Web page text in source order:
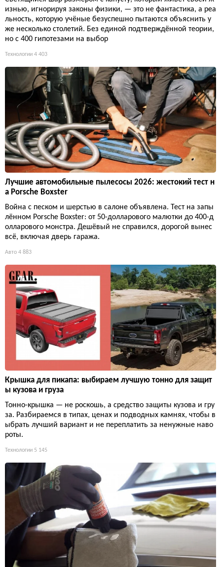
изнью, игнорируя законы физики, — это не фантастика, а реа
льность, которую учёные безуспешно пытаются объяснить у
же несколько столетий. Без единой подтверждённой теории,
но с 400 гипотезами на выбор
Технологии 4 403
Лучшие автомобильные пылесосы 2026: жестокий тест н
а Porsche Boxster
Война с песком и шерстью в салоне объявлена. Тест на запы
лённом Porsche Boxster: от 50-долларового малютки до 400-д
олларового монстра. Дешёвый не справился, дорогой вынес
всё, включая дверь гаража.
Авто 4 883
Крышка для пикапа: выбираем лучшую тонно для защит
ы кузова и груза
Тонно-крышка — не роскошь, а средство защиты кузова и гру
за. Разбираемся в типах, ценах и подводных камнях, чтобы в
ыбрать лучший вариант и не переплатить за ненужные наво
роты.
Технологии 5 145